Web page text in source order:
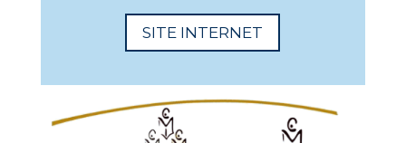
SITE INTERNET